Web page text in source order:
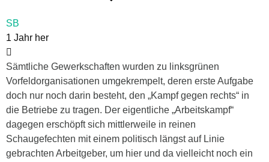
SB
1 Jahr her
Sämtliche Gewerkschaften wurden zu linksgrünen
Vorfeldorganisationen umgekrempelt, deren erste Aufgabe
doch nur noch darin besteht, den „Kampf gegen rechts“ in
die Betriebe zu tragen. Der eigentliche „Arbeitskampf“
dagegen erschöpft sich mittlerweile in reinen
Schaugefechten mit einem politisch längst auf Linie
gebrachten Arbeitgeber, um hier und da vielleicht noch ein